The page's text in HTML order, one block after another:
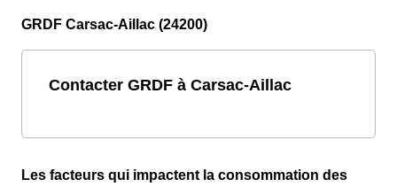
GRDF Carsac-Aillac (24200)
Contacter GRDF à Carsac-Aillac
Les facteurs qui impactent la consommation des